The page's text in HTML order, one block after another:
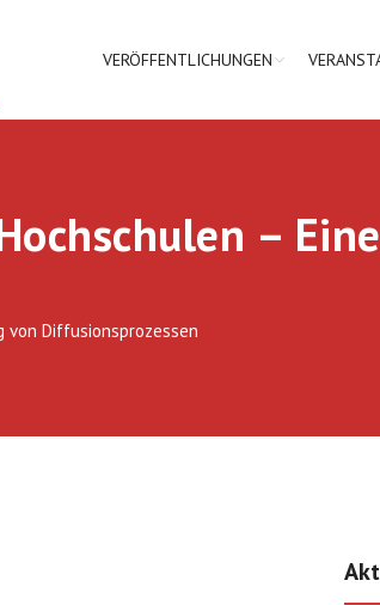
VERÖFFENTLICHUNGEN
–
Diffusionsprozessen